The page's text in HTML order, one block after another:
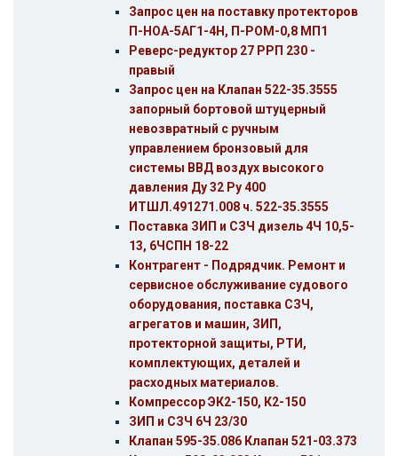
Запрос цен на поставку протекторов
П-НОА-5АГ1-4Н, П-РОМ-0,8 МП1
Реверс-редуктор 27 РРП 230 -
правый
Запрос цен на Клапан 522-35.3555
запорный бортовой штуцерный
невозвратный с ручным
управлением бронзовый для
системы ВВД воздух высокого
давления Ду 32 Ру 400
ИТШЛ.491271.008 ч. 522-35.3555
Поставка ЗИП и СЗЧ дизель 4Ч 10,5-
13, 6ЧСПН 18-22
Контрагент - Подрядчик. Ремонт и
сервисное обслуживание судового
оборудования, поставка СЗЧ,
агрегатов и машин, ЗИП,
протекторной защиты, РТИ,
комплектующих, деталей и
расходных материалов.
Компрессор ЭК2-150, К2-150
ЗИП и СЗЧ 6Ч 23/30
Клапан 595-35.086 Клапан 521-03.373